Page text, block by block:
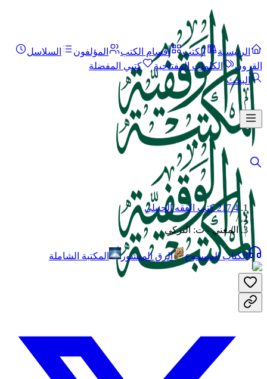
الرئيسية الكتب أقسام الكتب المؤلفون
السلاسل
القرون
الكلمات المفتاحية
كتبي المفضلة
البحث
217.4 كتب الفقه الحنبلي
/
المغني - ت: التركي
الكتاب المسموع الرق المنشور المكتبة الشاملة